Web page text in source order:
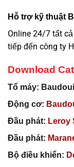
Hỗ trợ kỹ thuật
Online 24/7 tất
tiếp đến công ty
Download
Tổ máy:
Động cơ:
Đầu phát: Leroy
Đầu phát:
Bộ điều khiển: